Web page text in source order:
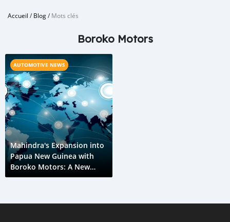
Accueil /Blog/Mots clés
Boroko Motors
AUTOMOTIVE NEWS
Mahindra's Expansion into
Papua New Guinea with
Boroko Motors: A New
Chapter in Automotive